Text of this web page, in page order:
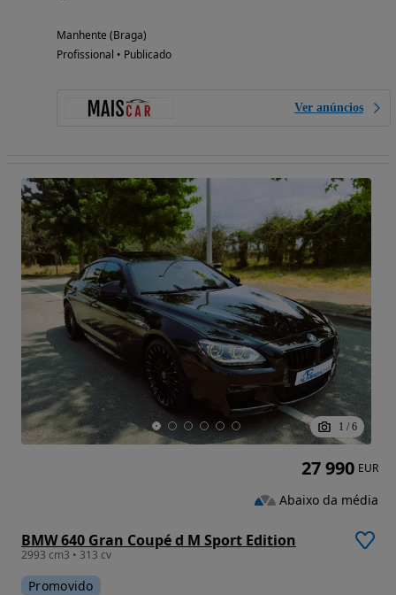
Manhente (Braga)
Profissional • Publicado
Ver anúncios
1 / 6
BMW 640 Gran Coupé d M Sport Edition
2993 cm3 • 313 cv
Promovido
27 990 EUR
Abaixo da média